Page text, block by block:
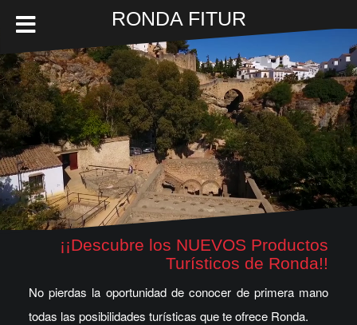
contenido
RONDA FITUR
¡¡Descubre los NUEVOS Productos
Turísticos de Ronda!!
No pierdas la oportunidad de conocer de primera mano
todas las posibilidades turísticas que te ofrece Ronda.